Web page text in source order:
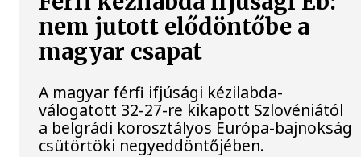
nem jutott elődöntőbe a
magyar csapat
A magyar férfi ifjúsági kézilabda-
válogatott 32-27-re kikapott Szlovéniától
a belgrádi korosztályos Európa-bajnokság
csütörtöki negyeddöntőjében.